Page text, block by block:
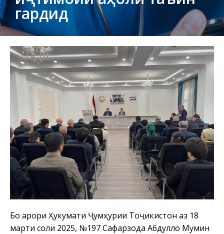
гардид
Бо қарори Ҳукумати Ҷумҳурии Тоҷикистон аз 18
марти соли 2025, №197 Сафарзода Абдулло Мумин